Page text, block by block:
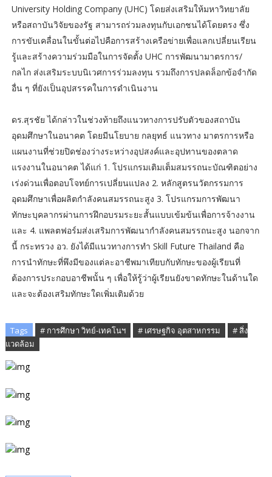
University Holding Company (UHC) โดยส่งเสริมให้มหาวิทยาลัย
หรือสถาบันวิจัยของรัฐ สามารถร่วมลงทุนกับเอกชนได้โดยตรง ซึ่ง
การขับเคลื่อนในขั้นต่อไปคือการสร้างเครือข่ายเพื่อแลกเปลี่ยนเรียน
รู้และสร้างความร่วมมือในการจัดตั้ง UHC การพัฒนามาตรการ/
กลไก ส่งเสริมระบบนิเวศการร่วมลงทุน รวมถึงการปลดล็อกข้อจำกัด
อื่น ๆ ที่ยังเป็นอุปสรรคในการดำเนินงาน
ดร.สุรชัย ได้กล่าวในช่วงท้ายถึงแนวทางการปรับตัวของสถาบัน
อุดมศึกษาในอนาคต โดยมีนโยบาย กลยุทธ์ แนวทาง มาตรการหรือ
แผนงานที่ช่วยปิดช่องว่างระหว่างอุปสงค์และอุปทานของตลาด
แรงงานในอนาคต ได้แก่ 1. โปรแกรมเติมเต็มสมรรถนะบัณฑิตอย่าง
เร่งด่วนเพื่อตอบโจทย์การเปลี่ยนแปลง 2. หลักสูตรนวัตกรรมการ
อุดมศึกษาเพื่อผลิตกำลังคนสมรรถนะสูง 3. โปรแกรมการพัฒนา
ทักษะบุคลากรผ่านการฝึกอบรมระยะสั้นแบบเข้มข้นเพื่อการจ้างงาน
และ 4. แพลตฟอร์มส่งเสริมการพัฒนากำลังคนสมรรถนะสูง นอกจาก
นี้ กระทรวง อว. ยังได้มีแนวทางการทำ Skill Future Thailand คือ
การนำทักษะที่พึงมีของแต่ละอาชีพมาเทียบกับทักษะของผู้เรียนที่
ต้องการประกอบอาชีพนั้น ๆ เพื่อให้รู้ว่าผู้เรียนยังขาดทักษะในด้านใด
และจะต้องเสริมทักษะใดเพิ่มเติมด้วย
Tags # การศึกษา วิทย์-เทคโนฯ # เศรษฐกิจ อุตสาหกรรม
# สิ่ง
แวดล้อม